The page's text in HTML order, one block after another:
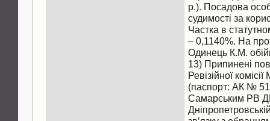
р.). Посадова
судимості за
Частка в
– 0,1140%. На
Одинець К.М.
13) Припинені
Ревізійної
(паспорт: АК №
Самарським РВ